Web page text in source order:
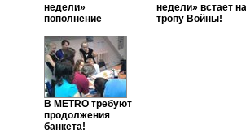
недели»
пополнение
недели» встает на
тропу Войны!
В METRO требуют
продолжения
банкета!